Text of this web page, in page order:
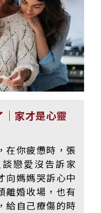
家才是心靈
在你疲憊時，張
戀愛沒告訴家
向媽媽哭訴心中
離婚收場，也有
給自己療傷的時